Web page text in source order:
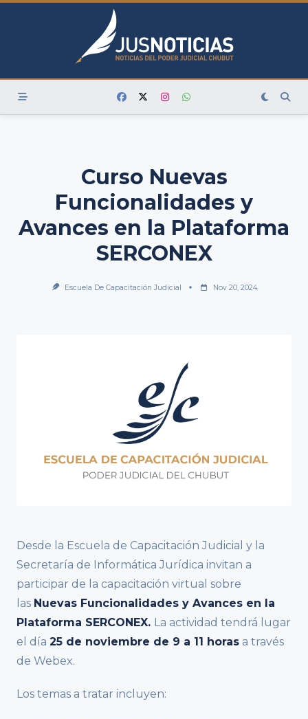
Skip
Curso Nuevas
Funcionalidades y
Avances en la Plataforma
SERCONEX
Escuela De Capacitación Judicial Nov 20, 2024
Desde la Escuela de Capacitación Judicial y la
Secretaría de Informática Jurídica invitan a
participar de la capacitación virtual sobre
las Nuevas Funcionalidades y Avances en la
Plataforma SERCONEX. La actividad tendrá lugar
el día 25 de noviembre de 9 a 11 horas a través
de Webex.
Los temas a tratar incluyen: